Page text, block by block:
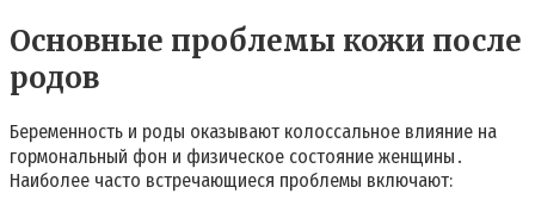
Основные проблемы кожи после
родов
Беременность и роды оказывают колоссальное влияние на
гормональный фон и физическое состояние женщины․
Наиболее часто встречающиеся проблемы включают: